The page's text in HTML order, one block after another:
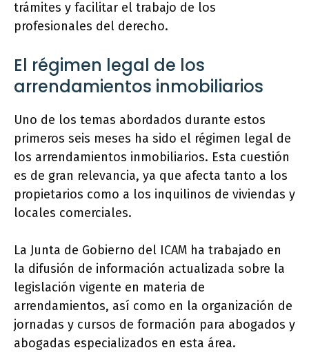
trámites y facilitar el trabajo de los
profesionales del derecho.
El régimen legal de los
arrendamientos inmobiliarios
Uno de los temas abordados durante estos
primeros seis meses ha sido el régimen legal de
los arrendamientos inmobiliarios. Esta cuestión
es de gran relevancia, ya que afecta tanto a los
propietarios como a los inquilinos de viviendas y
locales comerciales.
La Junta de Gobierno del ICAM ha trabajado en
la difusión de información actualizada sobre la
legislación vigente en materia de
arrendamientos, así como en la organización de
jornadas y cursos de formación para abogados y
abogadas especializados en esta área.